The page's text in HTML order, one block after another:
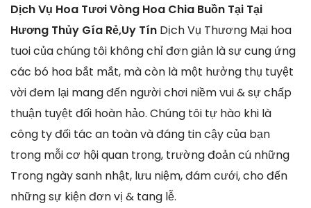
Dịch Vụ Hoa Tươi Vòng Hoa Chia Buồn Tại Tại
Hương Thủy Gía Rẻ,Uy Tín Dịch Vụ Thương Mại hoa
tuoi của chúng tôi không chỉ đơn giản là sự cung ứng
các bó hoa bắt mắt, mà còn là một hưởng thụ tuyệt
vời đem lại mang đến người chơi niềm vui & sự chấp
thuận tuyệt đối hoàn hảo. Chúng tôi tự hào khi là
công ty đối tác an toàn và đáng tin cậy của bạn
trong mỗi cơ hội quan trọng, trường đoản cú những
Trong ngày sanh nhật, lưu niệm, đám cưới, cho đến
những sự kiện đơn vị & tang lễ.